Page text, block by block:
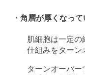
・角層が厚くなって
肌細胞は一定
仕組みをターン
ターンオーバー